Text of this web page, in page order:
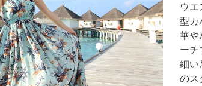
ウ
型カ
華や
ーチ
細い
のス